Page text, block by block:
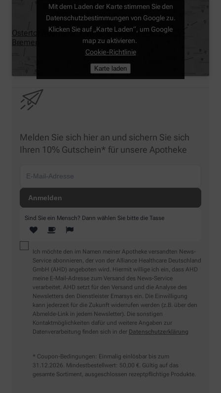
Ostertor Apotheke, Ostertorsteinweg 4-5, 28203
Bremen
Mit dem Laden der Karte stimmen Sie den
Datenschutzbestimmungen von Google zu.
Klicken Sie auf „Karte Laden“, um Google
map zu aktivieren.
Cookie-Richtlinie
Karte laden
Melden Sie sich hier an und sichern Sie sich
Ihren 10% Gutschein* für unsere Apotheke
Sind Sie ein Mensch? Dann wählen Sie bitte die Tasse
Ich möchte den im Namen meiner Apotheke versandten News-
Service abonnieren, der von der Alliance Healthcare Deutschland
GmbH (AHD) angeboten wird. Hiermit willige ich ein, dass AHD
meine E-Mail-Adresse zum Versand des News-Service
verarbeitet. AHD setzt für den Versand und die Analyse des
Newsletters den Dienstleister Emarsys ein. Die Einwilligung
kann jederzeit für die Zukunft widerrufen werden (z.B. über den
Abmelde-Link in jedem Newsletter). Die sonstigen
Kontaktmöglichkeiten dafür und weitere Angaben zur
Datenverarbeitung finden sich in der Datenschutzerklärung
* Coupon-Bedingungen: Einmalig einlösbar bis zum
31.12.2026. Mindestbestellwert: 50,00 €. Gültig auf das
gesamte Sortiment, ausgeschlossen rezeptpflichtige Produkte.